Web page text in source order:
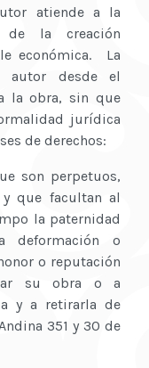
atiende a la
de la creación
económica. La
autor desde el
la obra, sin que
jurídica
de derechos:
son perpetuos,
que facultan al
la paternidad
deformación o
o reputación
su obra o a
y a retirarla de
351 y 30 de